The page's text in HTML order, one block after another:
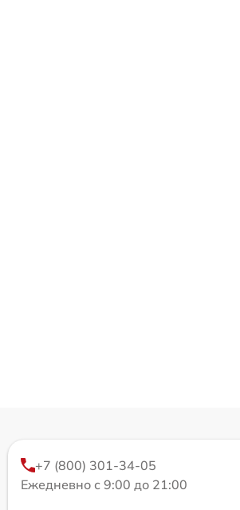
+7 (800) 301-34-05
Ежедневно с 9:00 до 21:00